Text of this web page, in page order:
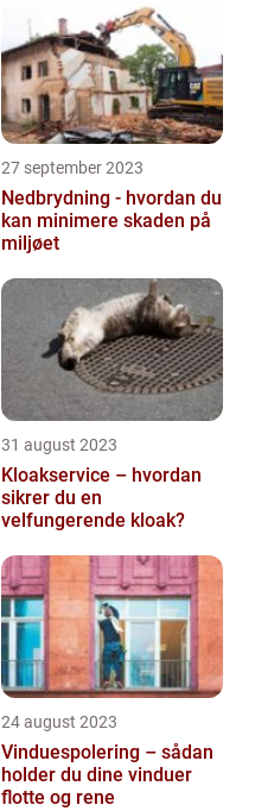
27 september 2023
Nedbrydning - hvordan du
kan minimere skaden på
miljøet
31 august 2023
Kloakservice – hvordan
sikrer du en
velfungerende kloak?
24 august 2023
Vinduespolering – sådan
holder du dine vinduer
flotte og rene